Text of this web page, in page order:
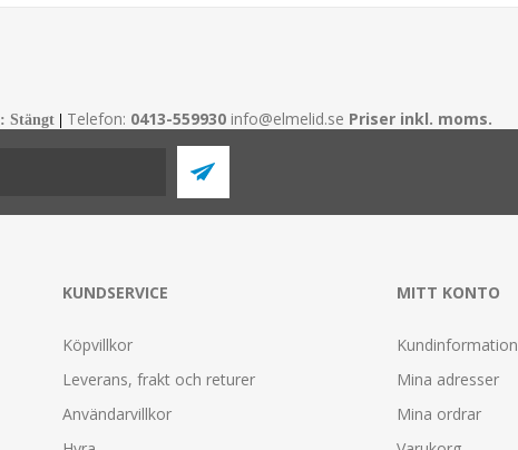
: Stängt Telefon: 0413-559930 info@elmelid.se Priser inkl. moms.
KUNDSERVICE
Köpvillkor
Leverans, frakt och returer
Användarvillkor
MITT KONTO
Kundinformation
Mina adresser
Mina ordrar